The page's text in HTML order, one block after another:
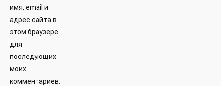
имя, email и
адрес сайта в
этом браузере
для
последующих
моих
комментариев.